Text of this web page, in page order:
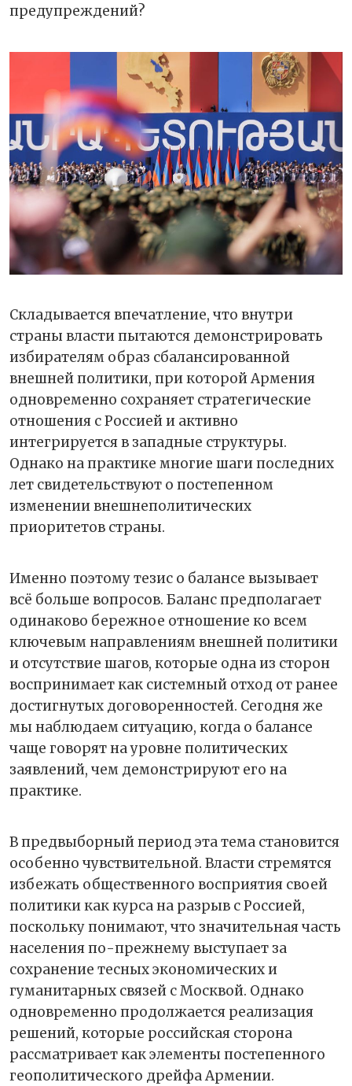
предупреждений?
Складывается впечатление, что внутри
страны власти пытаются демонстрировать
избирателям образ сбалансированной
внешней политики, при которой Армения
одновременно сохраняет стратегические
отношения с Россией и активно
интегрируется в западные структуры.
Однако на практике многие шаги последних
лет свидетельствуют о постепенном
изменении внешнеполитических
приоритетов страны.
Именно поэтому тезис о балансе вызывает
всё больше вопросов. Баланс предполагает
одинаково бережное отношение ко всем
ключевым направлениям внешней политики
и отсутствие шагов, которые одна из сторон
воспринимает как системный отход от ранее
достигнутых договоренностей. Сегодня же
мы наблюдаем ситуацию, когда о балансе
чаще говорят на уровне политических
заявлений, чем демонстрируют его на
практике.
В предвыборный период эта тема становится
особенно чувствительной. Власти стремятся
избежать общественного восприятия своей
политики как курса на разрыв с Россией,
поскольку понимают, что значительная часть
населения по-прежнему выступает за
сохранение тесных экономических и
гуманитарных связей с Москвой. Однако
одновременно продолжается реализация
решений, которые российская сторона
рассматривает как элементы постепенного
геополитического дрейфа Армении.